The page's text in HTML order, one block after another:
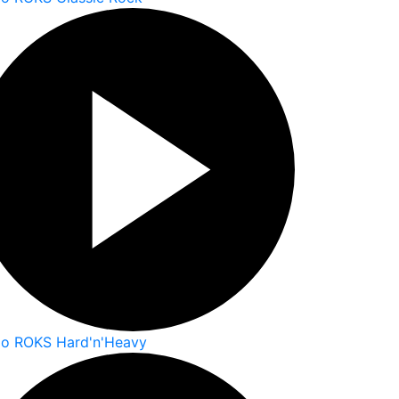
ROKS Hard'n'Heavy